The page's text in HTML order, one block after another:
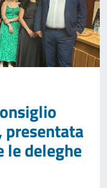
presentata
le deleghe